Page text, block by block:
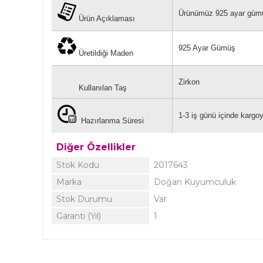
Ürün Açıklaması
Ürünümüz 925 ayar
Üretildiği Maden
925 Ayar Gümüş
Kullanılan Taş
Zirkon
Hazırlanma Süresi
1-3 iş günü içinde
Diğer Özellikler
Stok Kodu
2017643
Marka
Doğan Kuyumculuk
Stok Durumu
Var
Garanti (Yıl)
1